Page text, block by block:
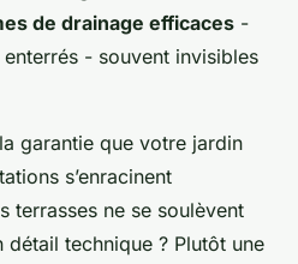
de drainage efficaces -
- souvent invisibles
garantie que votre jardin
s’enracinent
terrasses ne se soulèvent
détail technique ? Plutôt une